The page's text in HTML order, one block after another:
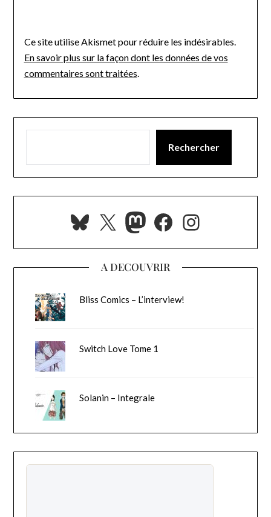
Ce site utilise Akismet pour réduire les indésirables.
En savoir plus sur la façon dont les données de vos
commentaires sont traitées.
Rechercher
Bluesky
X Mastodon
Facebook
A DECOUVRIR
Bliss Comics – L’interview!
Switch Love Tome 1
Solanin – Integrale